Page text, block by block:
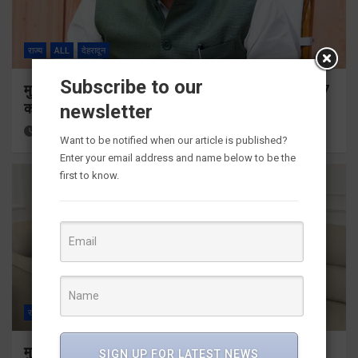
राज्य ALL देहरादून
मुख्यमंत्री ने प्रदान की विभिन्न विकास योजनाओं के लिए 1967
करोड़ की वित्तीय स्वीकृति
राज्य ALL
मुख्यमंत्री से महानिदेशक एनसीसी ने की शिष्टाचार भेंट
Subscribe to our
newsletter
Want to be notified when our article is published?
Enter your email address and name below to be the
first to know.
SIGN UP FOR LATEST NEWS